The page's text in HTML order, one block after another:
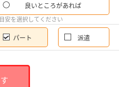
良いところがあれば
安を選択してください
パート 派遣